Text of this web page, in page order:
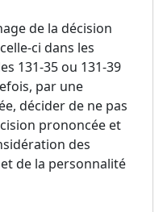
de la décision
ci dans les
131-35 ou 131-39
par une
décider de ne pas
prononcée et
des
de la personnalité